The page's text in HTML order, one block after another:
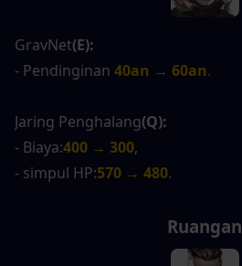
GravNet(E):
- Pendinginan 40an → 60an.
Jaring Penghalang(Q):
- Biaya:400 → 300,
- simpul HP:570 → 480.
Ruangan